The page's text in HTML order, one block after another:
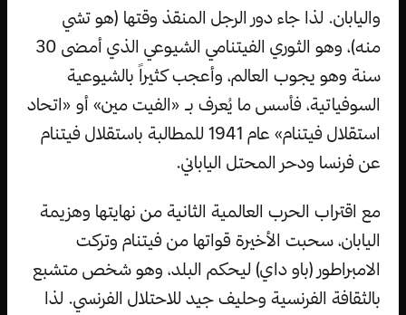
واليابان. لذا جاء دور الرجل المنقذ وقتها (هو تشي
منه)، وهو الثوري الفيتنامي الشيوعي الذي أمضى 30
سنة وهو يجوب العالم، وأعجب كثيراً بالشيوعية
السوفياتية، فأسس ما يُعرف بـ «الفيت مين» أو «اتحاد
استقلال فيتنام» عام 1941 للمطالبة باستقلال فيتنام
عن فرنسا ودحر المحتل الياباني.
مع اقتراب الحرب العالمية الثانية من نهايتها وهزيمة
اليابان، سحبت الأخيرة قواتها من فيتنام وتركت
الامبراطور (باو داي) ليحكم البلد، وهو شخص متشبع
بالثقافة الفرنسية وحليف جيد للاحتلال الفرنسي. لذا